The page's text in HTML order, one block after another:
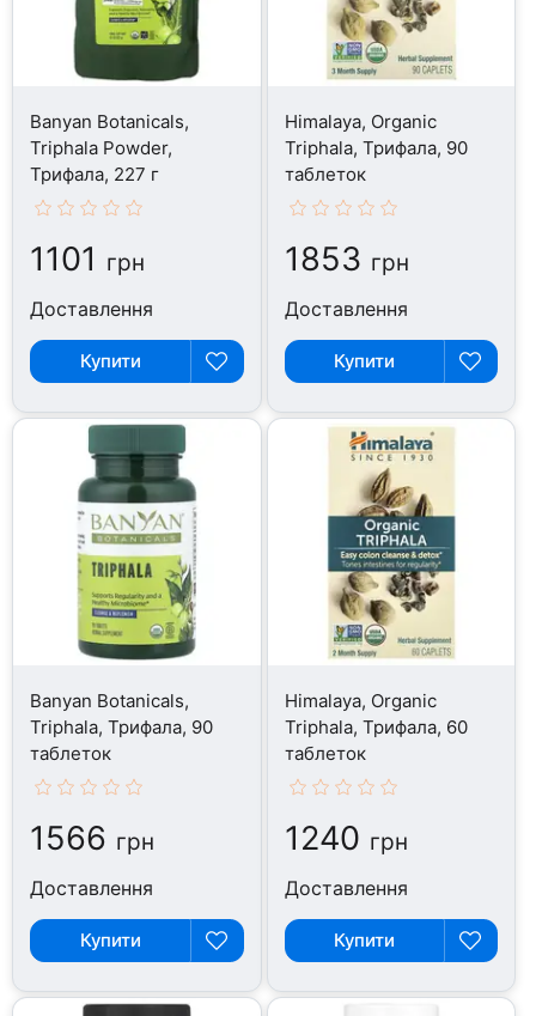
Banyan Botanicals,
Triphala Powder,
Трифала, 227 г
1101 грн
Доставлення
Купити
Himalaya, Organic
Triphala, Трифала, 90
таблеток
1853 грн
Доставлення
Купити
Banyan Botanicals,
Triphala, Трифала, 90
таблеток
1566 грн
Доставлення
Купити
Himalaya, Organic
Triphala, Трифала, 60
таблеток
1240 грн
Доставлення
Купити